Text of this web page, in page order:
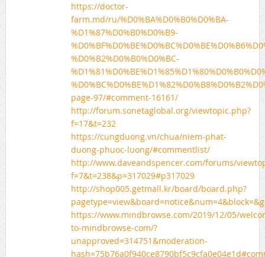
https://doctor-
farm.md/ru/%D0%BA%D0%B0%D0%BA-
%D1%87%D0%B0%D0%B9-
%D0%B2%D0%B0%D0%BC-
page-97/#comment-16161/
http://forum.sonetaglobal.org/viewtopic.php?
f=17&t=232
https://cungduong.vn/chua/niem-phat-
duong-phuoc-luong/#commentlist/
http://www.daveandspencer.com/forums/
f=7&t=238&p=317029#p317029
http://shop005.getmall.kr/board/board.php?
https://www.mindbrowse.com/2019/12/05/
to-mindbrowse-com/?
unapproved=314751&moderation-